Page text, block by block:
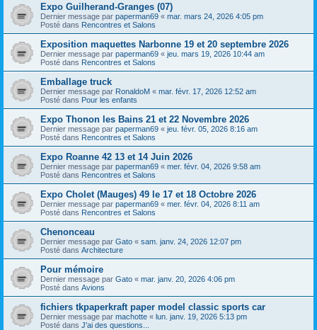
Expo Guilherand-Granges (07)
Dernier message par paperman69 « mar. mars 24, 2026 4:05 pm
Posté dans Rencontres et Salons
Exposition maquettes Narbonne 19 et 20 septembre 2026
Dernier message par paperman69 « jeu. mars 19, 2026 10:44 am
Posté dans Rencontres et Salons
Emballage truck
Dernier message par RonaldoM « mar. févr. 17, 2026 12:52 am
Posté dans Pour les enfants
Expo Thonon les Bains 21 et 22 Novembre 2026
Dernier message par paperman69 « jeu. févr. 05, 2026 8:16 am
Posté dans Rencontres et Salons
Expo Roanne 42 13 et 14 Juin 2026
Dernier message par paperman69 « mer. févr. 04, 2026 9:58 am
Posté dans Rencontres et Salons
Expo Cholet (Mauges) 49 le 17 et 18 Octobre 2026
Dernier message par paperman69 « mer. févr. 04, 2026 8:11 am
Posté dans Rencontres et Salons
Chenonceau
Dernier message par Gato « sam. janv. 24, 2026 12:07 pm
Posté dans Architecture
Pour mémoire
Dernier message par Gato « mar. janv. 20, 2026 4:06 pm
Posté dans Avions
fichiers tkpaperkraft paper model classic sports car
Dernier message par machotte « lun. janv. 19, 2026 5:13 pm
Posté dans J'ai des questions...